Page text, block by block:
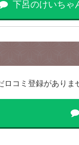
下呂のけいちゃ
ロコミ登録がありま